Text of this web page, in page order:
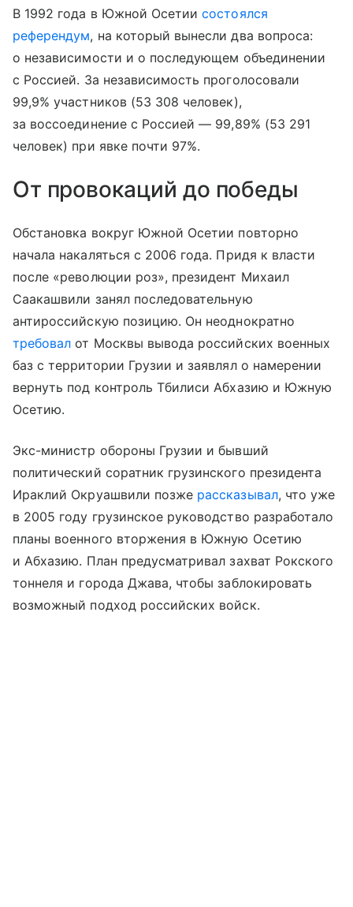
В 1992 года в Южной Осетиисостоялся
референдум, на который вынесли два вопроса:
о независимости и о последующем объединении
с Россией. За независимость проголосовали
99,9% участников (53 308 человек),
за воссоединение с Россией — 99,89% (53 291
человек) при явке почти 97%.
От провокаций до победы
Обстановка вокруг Южной Осетии повторно
начала накаляться с 2006 года. Придя к власти
после «революции роз», президент Михаил
Саакашвили занял последовательную
антироссийскую позицию. Он неоднократно
требовал от Москвы вывода российских военных
баз с территории Грузии и заявлял о намерении
вернуть под контроль Тбилиси Абхазию и Южную
Осетию.
Экс-министр обороны Грузии и бывший
политический соратник грузинского президента
Ираклий Окруашвили позже рассказывал, что уже
в 2005 году грузинское руководство разработало
планы военного вторжения в Южную Осетию
и Абхазию. План предусматривал захват Рокского
тоннеля и города Джава, чтобы заблокировать
возможный подход российских войск.